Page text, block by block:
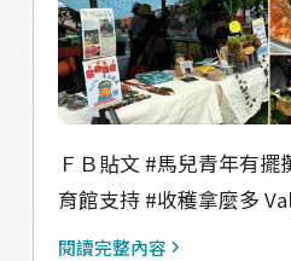
象徵。年輕人若能繼續
是在延續傳統，也是守
保它能世世代代傳承下去
▼△▼△▼△▼△▼△ 【感謝受訪者】 馬兒文
健站長者群、范富源耆
玉蘭長老、龔明珠女士、阮來
#瓦酪露 #馬兒
ＦＢ貼文 #馬兒青年有擺攤 #歡迎來屏東縣立體
育館支持 #收穫拿麼多 Valjulu 青年力！整合馬
兒部落青年地創產業，來
閱讀完整內容